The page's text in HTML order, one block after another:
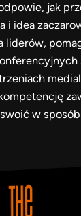
jak
i idea
liderów,
w